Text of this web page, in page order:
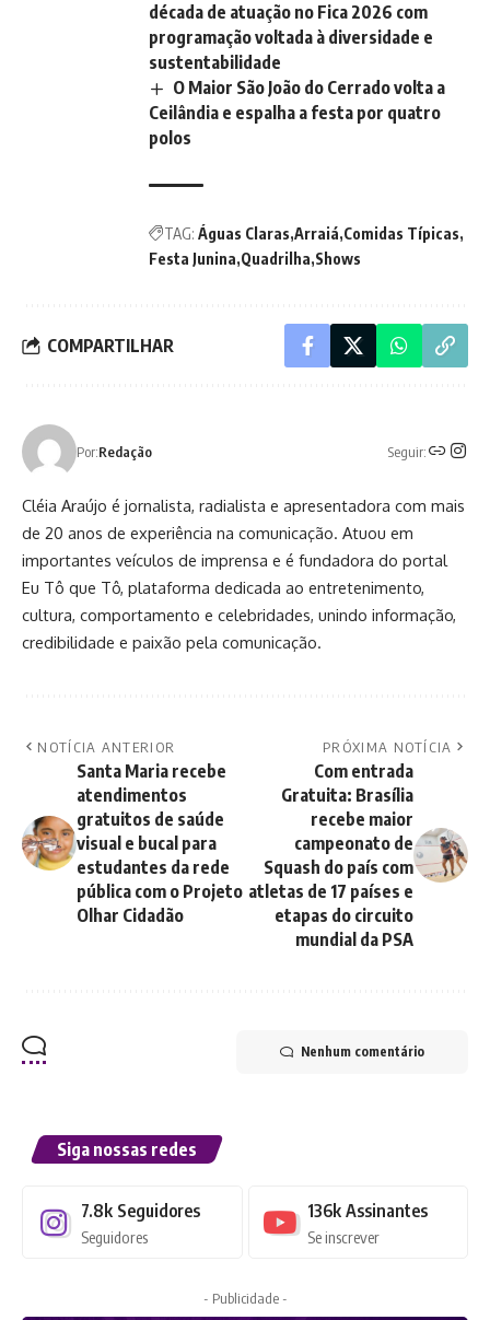
década de atuação no Fica 2026 com
programação voltada à diversidade e
sustentabilidade
O Maior São João do Cerrado volta a
Ceilândia e espalha a festa por quatro
polos
TAG: Águas Claras Arraiá Comidas Típicas
Festa Junina Quadrilha Shows
COMPARTILHAR
Por:Redação Seguir:
Cléia Araújo é jornalista, radialista e apresentadora com mais
de 20 anos de experiência na comunicação. Atuou em
importantes veículos de imprensa e é fundadora do portal
Eu Tô que Tô, plataforma dedicada ao entretenimento,
cultura, comportamento e celebridades, unindo informação,
credibilidade e paixão pela comunicação.
NOTÍCIA ANTERIOR
Santa Maria recebe
atendimentos
gratuitos de saúde
visual e bucal para
estudantes da rede
pública com o Projeto
Olhar Cidadão
PRÓXIMA NOTÍCIA
Com entrada
Gratuita: Brasília
recebe maior
campeonato de
Squash do país com
atletas de 17 países e
etapas do circuito
mundial da PSA
Nenhum comentário
Siga nossas redes
7.8k Seguidores
Seguidores
136k Assinantes
Se inscrever
- Publicidade -